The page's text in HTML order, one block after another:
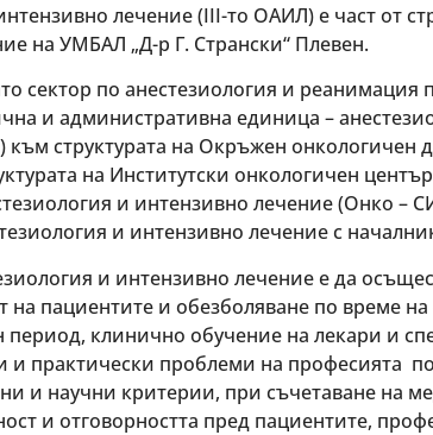
лечение (III-то ОАИЛ) е част от
на УМБАЛ „Д-р Г. Странски“ Плевен.
сектор по анестезиология и реанимация
и административна единица –
структурата на Окръжен онкологичен
на Институтски онкологичен
и интензивно лечение (Онко –
и интензивно лечение с
и интензивно лечение е да
пациентите и обезболяване по време на
клинично обучение на лекари и
и практически проблеми на професията
и научни критерии, при съчетаване на
и отговорността пред пациентите,